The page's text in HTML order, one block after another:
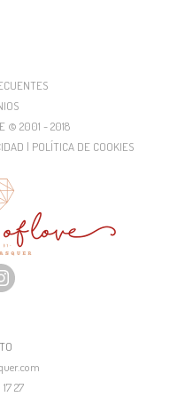
© 2001 - 2018
| POLÍTICA DE COOKIES
27